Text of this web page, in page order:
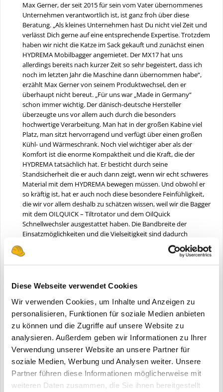
Diese Webseite verwendet Cookies
Wir verwenden Cookies, um Inhalte und Anzeigen zu
personalisieren, Funktionen für soziale Medien anbieten
zu können und die Zugriffe auf unsere Website zu
analysieren. Außerdem geben wir Informationen zu Ihrer
Verwendung unserer Website an unsere Partner für
soziale Medien, Werbung und Analysen weiter. Unsere
Partner führen diese Informationen möglicherweise mit
weiteren Daten zusammen, die Sie ihnen bereitgestellt
Max Gerner, der seit 2015 für sein vom Vater übernommenes
Unternehmen verantwortlich ist, ist ganz froh über diese
Beratung. „Als kleines Unternehmen hast Du nicht viel Zeit und
verlässt Dich gerne auf eine entsprechende Expertise. Trotzdem
haben wir nicht die Katze im Sack gekauft und zunächst einen
HYDREMA Mobilbagger angemietet. Der MX17 hat uns
allerdings bereits nach kurzer Zeit so sehr begeistert, dass ich
noch im letzten Jahr die Maschine dann übernommen habe“,
erzählt Max Gerner von seinem Produktwechsel, den er
überhaupt nicht bereut. „Für uns war „Made in Germany“
schon immer wichtig. Der dänisch-deutsche Hersteller
überzeugte uns vor allem auch durch die besonders
hochwertige Verarbeitung. Man hat in der großen Kabine viel
Platz, man sitzt hervorragend und verfügt über einen großen
Kühl- und Wärmeschrank. Noch viel wichtiger aber als der
Komfort ist die enorme Kompaktheit und die Kraft, die der
HYDREMA tatsächlich hat. Er besticht durch seine
Standsicherheit die er auch dann zeigt, wenn wir echt schweres
Material mit dem HYDREMA bewegen müssen. Und obwohl er
so kräftig ist, hat er auch noch diese besondere Feinfühligkeit,
die wir vor allem deshalb zu schätzen wissen, weil wir die Bagger
mit dem OILQUICK – Tiltrotator und dem OilQuick
Schnellwechsler ausgestattet haben. Die Bandbreite der
Einsatzmöglichkeiten und die Vielseitigkeit sind dadurch
enorm“, weiß Max Gerner zu berichten. „Es ist einfach schönes
und wirklich kompromissloses Arbeiten, denn mit dem
HYDREMA kommst Du wirklich in jede kleine Ecke, oder
schwärmt er geradezu. Für den OQ65 als Schnellwechsler hat
Kombination und der Sandwich – Lösung auch in schmale
Gräben gut hineinlangen kann.
HYDREMA Regionalleiter Arnold Schuh bestätigt: „Man lernt
von Fachleuten gerne dazu. Wir verkaufen selber sehr viel den
OQ70-55, wohl auch weil der Bauunternehmer die Bandbreite
dieses meistverkauften Wechslers in Deutschland zu schätzen
weiß und Löffelwerkzeuge für Bagger von 18 – 32 to Gewicht
verwendet werden können. Man muss sich allerdings auch